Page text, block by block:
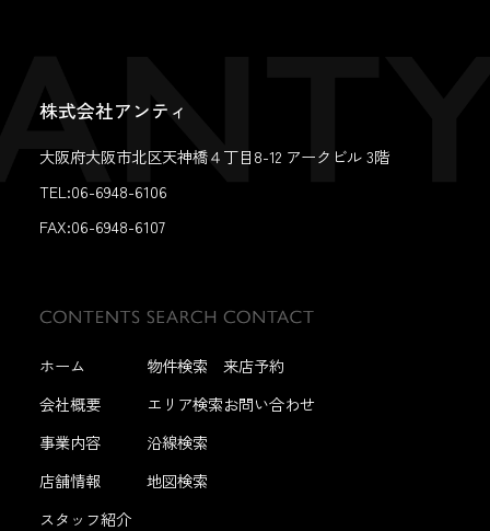
株式会社アンティ
大阪府大阪市北区天神橋４丁目8-12 アークビル 3階
TEL:06-6948-6106
FAX:06-6948-6107
ホーム
会社概要
事業内容
店舗情報
スタッフ紹介
物件検索
エリア検索
沿線検索
地図検索
来店予約
お問い合わせ